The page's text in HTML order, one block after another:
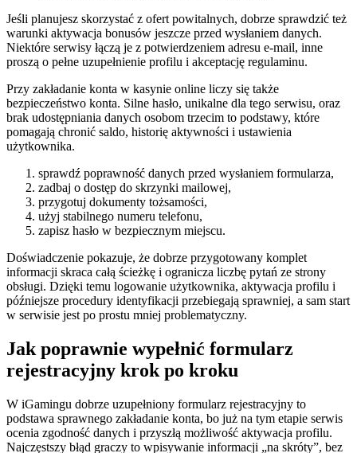
Jeśli planujesz skorzystać z ofert powitalnych, dobrze sprawdzić też
warunki aktywacja bonusów jeszcze przed wysłaniem danych.
Niektóre serwisy łączą je z potwierdzeniem adresu e-mail, inne
proszą o pełne uzupełnienie profilu i akceptację regulaminu.
Przy zakładanie konta w kasynie online liczy się także
bezpieczeństwo konta. Silne hasło, unikalne dla tego serwisu, oraz
brak udostępniania danych osobom trzecim to podstawy, które
pomagają chronić saldo, historię aktywności i ustawienia
użytkownika.
sprawdź poprawność danych przed wysłaniem formularza,
zadbaj o dostęp do skrzynki mailowej,
przygotuj dokumenty tożsamości,
użyj stabilnego numeru telefonu,
zapisz hasło w bezpiecznym miejscu.
Doświadczenie pokazuje, że dobrze przygotowany komplet
informacji skraca całą ścieżkę i ogranicza liczbę pytań ze strony
obsługi. Dzięki temu logowanie użytkownika, aktywacja profilu i
późniejsze procedury identyfikacji przebiegają sprawniej, a sam start
w serwisie jest po prostu mniej problematyczny.
Jak poprawnie wypełnić formularz
rejestracyjny krok po kroku
W iGamingu dobrze uzupełniony formularz rejestracyjny to
podstawa sprawnego zakładanie konta, bo już na tym etapie serwis
ocenia zgodność danych i przyszłą możliwość aktywacja profilu.
Najczęstszy błąd graczy to wpisywanie informacji „na skróty”, bez